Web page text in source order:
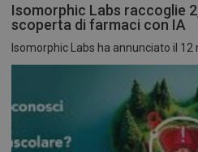
Isomorphic Labs raccoglie
scoperta di farmaci con IA
Isomorphic Labs ha annunciato il 12